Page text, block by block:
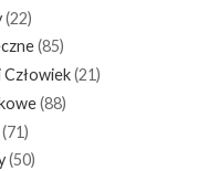
(22)
(85)
Człowiek(21)
(88)
(50)